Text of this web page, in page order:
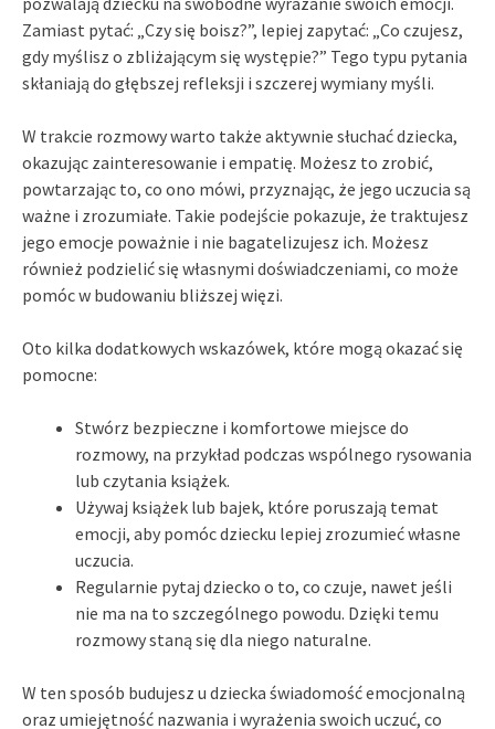
Zamiast pytać: „Czy się boisz?”, lepiej zapytać: „Co czujesz,
gdy myślisz o zbliżającym się występie?” Tego typu pytania
skłaniają do głębszej refleksji i szczerej wymiany myśli.
W trakcie rozmowy warto także aktywnie słuchać dziecka,
okazując zainteresowanie i empatię. Możesz to zrobić,
powtarzając to, co ono mówi, przyznając, że jego uczucia są
ważne i zrozumiałe. Takie podejście pokazuje, że traktujesz
jego emocje poważnie i nie bagatelizujesz ich. Możesz
również podzielić się własnymi doświadczeniami, co może
pomóc w budowaniu bliższej więzi.
Oto kilka dodatkowych wskazówek, które mogą okazać się
pomocne:
Stwórz bezpieczne i komfortowe miejsce do
rozmowy, na przykład podczas wspólnego rysowania
lub czytania książek.
Używaj książek lub bajek, które poruszają temat
emocji, aby pomóc dziecku lepiej zrozumieć własne
uczucia.
Regularnie pytaj dziecko o to, co czuje, nawet jeśli
nie ma na to szczególnego powodu. Dzięki temu
rozmowy staną się dla niego naturalne.
W ten sposób budujesz u dziecka świadomość emocjonalną
oraz umiejętność nazwania i wyrażenia swoich uczuć, co